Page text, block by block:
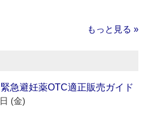
もっと見る »
緊急避妊薬OTC適正販売ガイド
(金)